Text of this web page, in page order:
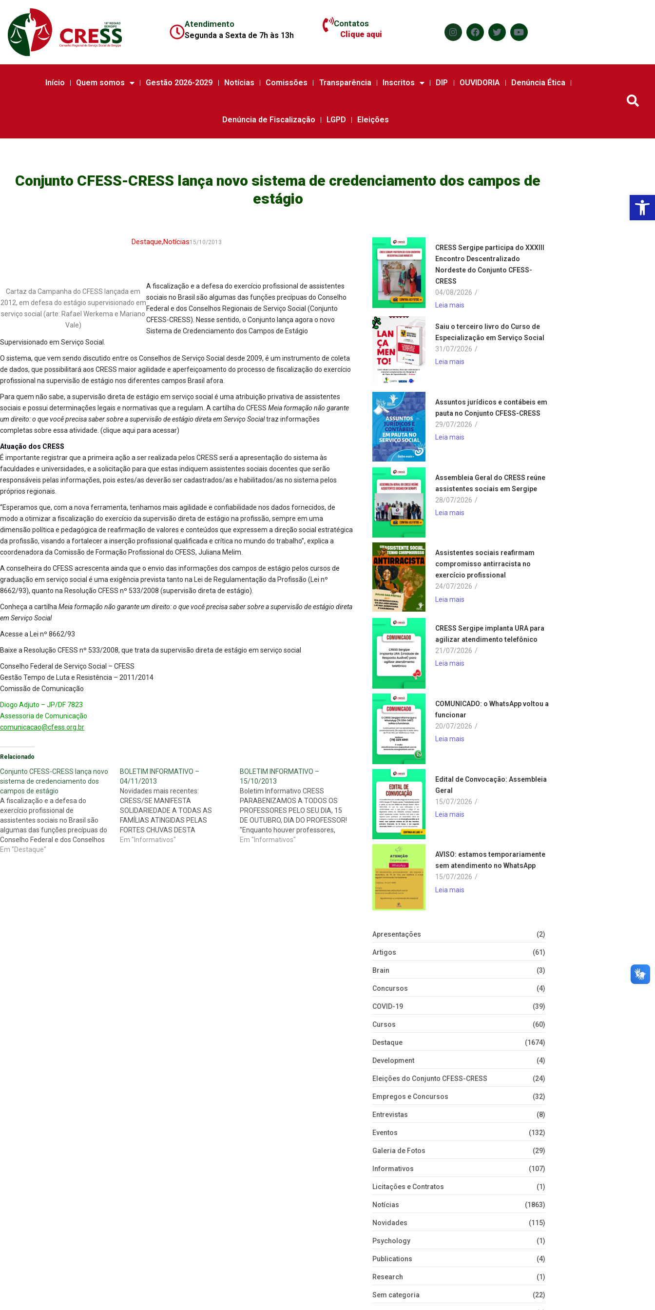
Atendimento
Segunda a Sexta de 7h às 13h
Contatos
Clique aqui
Início Quem somos Gestão 2026-2029 Notícias Comissões Transparência Inscritos DIP OUVIDORIA Denúncia Ética
Denúncia de Fiscalização LGPD Eleições
Conjunto CFESS-CRESS lança novo sistema de credenciamento dos campos de
estágio
Destaque,Notícias15/10/2013
Cartaz da Campanha do CFESS lançada em
2012, em defesa do estágio supervisionado em
serviço social (arte: Rafael Werkema e Mariano
Vale)
A fiscalização e a defesa do exercício profissional de assistentes
sociais no Brasil são algumas das funções precípuas do Conselho
Federal e dos Conselhos Regionais de Serviço Social (Conjunto
CFESS-CRESS). Nesse sentido, o Conjunto lança agora o novo
Sistema de Credenciamento dos Campos de Estágio
Supervisionado em Serviço Social.
O sistema, que vem sendo discutido entre os Conselhos de Serviço Social desde 2009, é um instrumento de coleta
de dados, que possibilitará aos CRESS maior agilidade e aperfeiçoamento do processo de fiscalização do exercício
profissional na supervisão de estágio nos diferentes campos Brasil afora.
Para quem não sabe, a supervisão direta de estágio em serviço social é uma atribuição privativa de assistentes
sociais e possui determinações legais e normativas que a regulam. A cartilha do CFESS Meia formação não garante
um direito: o que você precisa saber sobre a supervisão de estágio direta em Serviço Socialtraz informações
completas sobre essa atividade. (clique aqui para acessar)
Atuação dos CRESS
É importante registrar que a primeira ação a ser realizada pelos CRESS será a apresentação do sistema às
faculdades e universidades, e a solicitação para que estas indiquem assistentes sociais docentes que serão
responsáveis pelas informações, pois estes/as deverão ser cadastrados/as e habilitados/as no sistema pelos
próprios regionais.
“Esperamos que, com a nova ferramenta, tenhamos mais agilidade e confiabilidade nos dados fornecidos, de
modo a otimizar a fiscalização do exercício da supervisão direta de estágio na profissão, sempre em uma
dimensão política e pedagógica de reafirmação de valores e conteúdos que expressem a direção social estratégica
da profissão, visando a fortalecer a inserção profissional qualificada e crítica no mundo do trabalho”, explica a
coordenadora da Comissão de Formação Profissional do CFESS, Juliana Melim.
A conselheira do CFESS acrescenta ainda que o envio das informações dos campos de estágio pelos cursos de
graduação em serviço social é uma exigência prevista tanto na Lei de Regulamentação da Profissão (Lei nº
8662/93), quanto na Resolução CFESS nº 533/2008 (supervisão direta de estágio).
Conheça a cartilha Meia formação não garante um direito: o que você precisa saber sobre a supervisão de estágio direta
em Serviço Social
Acesse a Lei nº 8662/93
Baixe a Resolução CFESS nº 533/2008, que trata da supervisão direta de estágio em serviço social
Conselho Federal de Serviço Social – CFESS
Gestão Tempo de Luta e Resistência – 2011/2014
Comissão de Comunicação
Diogo Adjuto – JP/DF 7823
Assessoria de Comunicação
comunicacao@cfess.org.br
Relacionado
Conjunto CFESS-CRESS lança novo
sistema de credenciamento dos
campos de estágio
A fiscalização e a defesa do
exercício profissional de
assistentes sociais no Brasil são
algumas das funções precípuas do
Conselho Federal e dos Conselhos
Regionais de Serviço Social
Em "Destaque"
BOLETIM INFORMATIVO –
04/11/2013
Novidades mais recentes:
CRESS/SE MANIFESTA
SOLIDARIEDADE A TODAS AS
FAMÍLIAS ATINGIDAS PELAS
FORTES CHUVAS DESTA
MADRUGADA O Cress Sergipe
Em "Informativos"
BOLETIM INFORMATIVO –
15/10/2013
Boletim Informativo CRESS
PARABENIZAMOS A TODOS OS
PROFESSORES PELO SEU DIA, 15
DE OUTUBRO, DIA DO PROFESSOR!
"Enquanto houver professores,
acreditamos na humanidade"
Em "Informativos"
CRESS Sergipe participa do XXXIII
Encontro Descentralizado
Nordeste do Conjunto CFESS-
CRESS
04/08/2026 /
Leia mais
Saiu o terceiro livro do Curso de
Especialização em Serviço Social
31/07/2026 /
Leia mais
Assuntos jurídicos e contábeis em
pauta no Conjunto CFESS-CRESS
29/07/2026 /
Leia mais
Assembleia Geral do CRESS reúne
assistentes sociais em Sergipe
28/07/2026 /
Leia mais
Assistentes sociais reafirmam
compromisso antirracista no
exercício profissional
24/07/2026 /
Leia mais
CRESS Sergipe implanta URA para
agilizar atendimento telefônico
21/07/2026 /
Leia mais
COMUNICADO: o WhatsApp voltou a
funcionar
20/07/2026 /
Leia mais
Edital de Convocação: Assembleia
Geral
15/07/2026 /
Leia mais
AVISO: estamos temporariamente
sem atendimento no WhatsApp
15/07/2026 /
Leia mais
Apresentações (2)
Artigos (61)
Brain (3)
Concursos (4)
COVID-19 (39)
Cursos (60)
Destaque (1674)
Development (4)
Eleições do Conjunto CFESS-CRESS (24)
Empregos e Concursos (32)
Entrevistas (8)
Eventos (132)
Galeria de Fotos (29)
Informativos (107)
Licitações e Contratos (1)
Notícias (1863)
Novidades (115)
Psychology (1)
Publications (4)
Research (1)
Sem categoria (22)